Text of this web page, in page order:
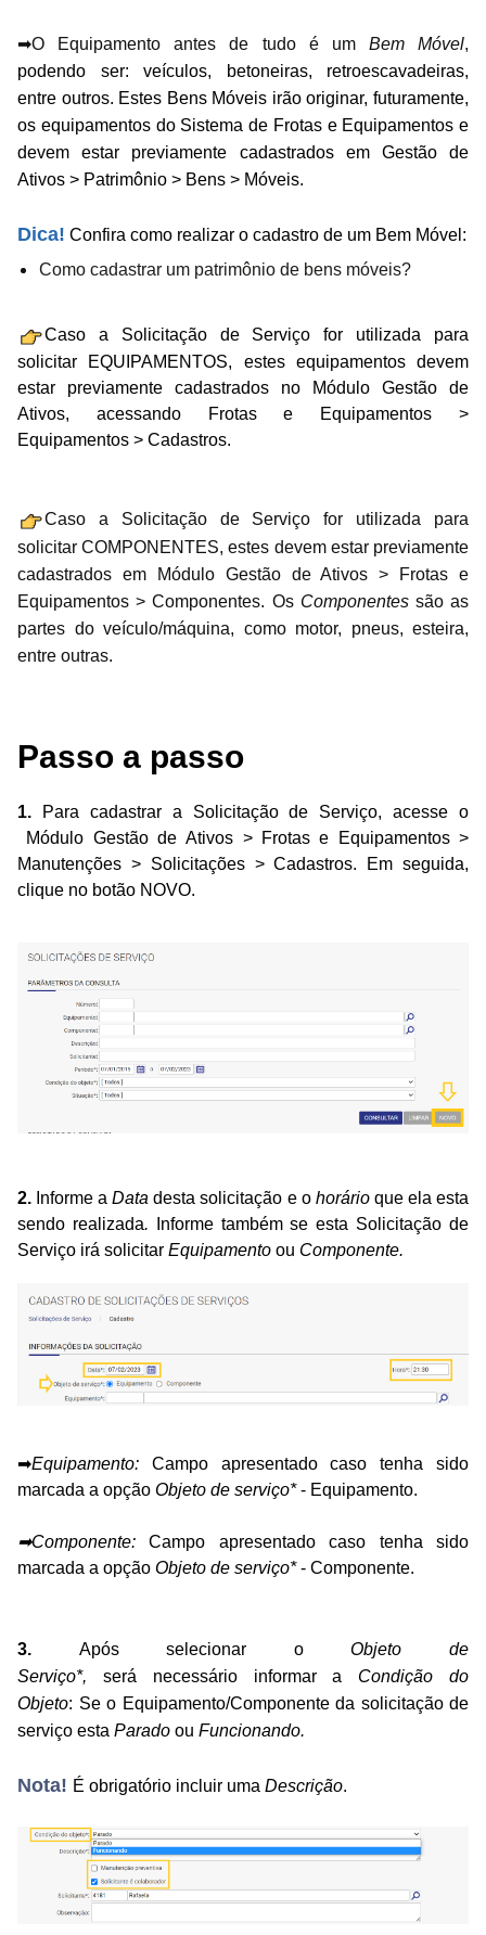
➡O Equipamento antes de tudo é um Bem Móvel,
podendo ser: veículos, betoneiras, retroescavadeiras,
entre outros. Estes Bens Móveis irão originar, futuramente,
os equipamentos do Sistema de Frotas e Equipamentos e
devem estar previamente cadastrados em Gestão de
Ativos > Patrimônio > Bens > Móveis.
Dica! Confira como realizar o cadastro de um Bem Móvel:
Como cadastrar um patrimônio de bens móveis?
Caso a Solicitação de Serviço for utilizada para
solicitar EQUIPAMENTOS, estes equipamentos devem
estar previamente cadastrados no Módulo Gestão de
Ativos, acessandoFrotas e Equipamentos >
Equipamentos > Cadastros.
Caso a Solicitação de Serviço for utilizada para
solicitar COMPONENTES, estes devem estar previamente
cadastrados em Módulo Gestão de Ativos > Frotas e
Equipamentos > Componentes. Os Componentes são as
partes do veículo/máquina, como motor, pneus, esteira,
entre outras.
Passo a passo
1.
Para cadastrar a Solicitação de Serviço, acesse o
Módulo Gestão de Ativos > Frotas e Equipamentos >
Manutenções > Solicitações > Cadastros. Em seguida,
clique no botão NOVO.
2. Informe aDatadesta solicitação e ohorárioque ela esta
sendo realizada.
Informe também se esta Solicitação de
Serviço irá solicitar Equipamento ou Componente.
➡Equipamento: Campo apresentado caso tenha sido
marcada a opção Objeto de serviço*- Equipamento.
➡Componente:
Campo apresentado caso tenha sido
marcada a opção Objeto de serviço*- Componente.
3. Apósselecionar o
Objeto de
Serviço*, será necessárioinformar a
Condição do
Objeto: Se o Equipamento/Componente da solicitação de
serviço esta Parado ou Funcionando.
Nota! É obrigatório incluir uma Descrição.